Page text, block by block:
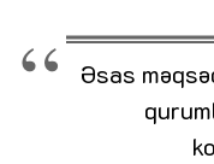
Əsas